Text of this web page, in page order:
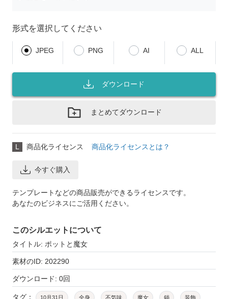
形式を選択してください
JPEG PNG AI ALL
ダウンロード
まとめてダウンロード
L 商品化ライセンス 商品化ライセンスとは？
今すぐ購入
テンプレートなどの商品販売ができるライセンスです。
あなたのビジネスにご活用ください。
このシルエットについて
タイトル: ポットと魔女
素材のID: 202290
ダウンロード: 0回
タグ： 10月31日 全身 不気味 魔女 鍋 装飾